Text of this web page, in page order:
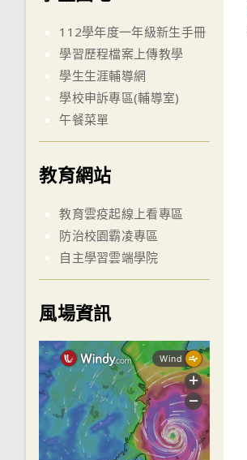
112學年度一年級新生手冊
學習歷程檔案上傳教學
學生生涯輔導網
學校申訴專區(輔導室)
午餐菜單
教育網站
教育雲疫起線上看專區
防治校園霸凌專區
自主學習雲端學院
風場資訊